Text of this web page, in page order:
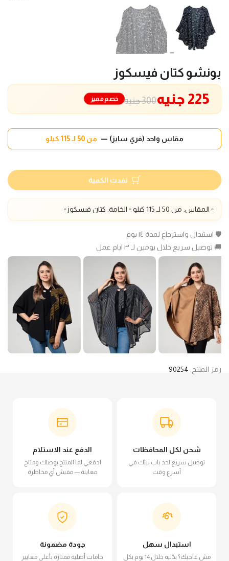
بونشو كتان فيسكوز
300 جنيه 225 جنيه خصم مميز
مقاس واحد (فري سايز) — من 50 لـ 115 كيلو
نفدت الكمية
▫️ المقاس: من 50 لـ 115 كيلو ▫️ الخامة: كتان فيسكوز▫️
🛡️ استبدال واسترجاع لمدة ١٤ يوم
🚚 توصيل سريع خلال يومين لـ ٣ ايام عمل
رمز المنتج: 90254
شحن لكل المحافظات
توصيل سريع لحد باب بيتك في
أسرع وقت
الدفع عند الاستلام
ادفعي لما المنتج يوصلك ومتاح
معاينة — مفيش أي مخاطرة
استبدال سهل
مش عاجبك؟ بدّليه خلال 14 يوم بكل
جودة مضمونة
خامات أصلية ممتازة بأعلى معايير